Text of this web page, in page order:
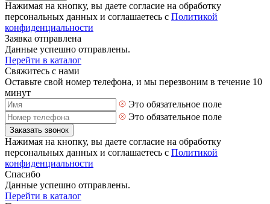
Нажимая на кнопку, вы даете согласие на обработку
персональных данных и соглашаетесь с Политикой
конфиденциальности
Заявка отправлена
Данные успешно отправлены.
Перейти в каталог
Свяжитесь с нами
Оставьте свой номер телефона, и мы перезвоним в течение 10
минут
Это обязательное поле
Это обязательное поле
Заказать звонок
Нажимая на кнопку, вы даете согласие на обработку
персональных данных и соглашаетесь с Политикой
конфиденциальности
Спасибо
Данные успешно отправлены.
Перейти в каталог